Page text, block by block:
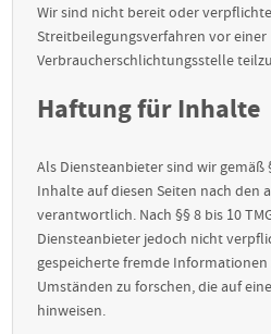
Wir sind nicht bereit oder
Streitbeilegungsverfahren vor einer
Verbraucherschlichtungsstelle
Haftung für Inhalte
Als Diensteanbieter sind wir gemäß
Inhalte auf diesen Seiten nach den
verantwortlich. Nach §§ 8 bis 10
Diensteanbieter jedoch nicht
gespeicherte fremde
Umständen zu forschen, die auf
hinweisen.